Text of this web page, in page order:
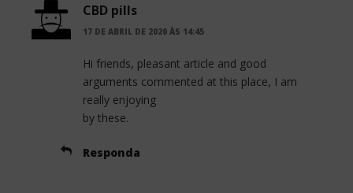
CBD pills
17 DE ABRIL DE 2020 ÀS 14:45
Hi friends, pleasant article and good
arguments commented at this place, I am
really enjoying
by these.
Responda